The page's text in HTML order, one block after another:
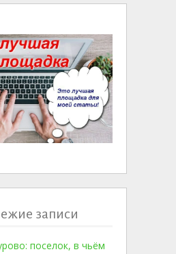
записи
поселок, в чьём